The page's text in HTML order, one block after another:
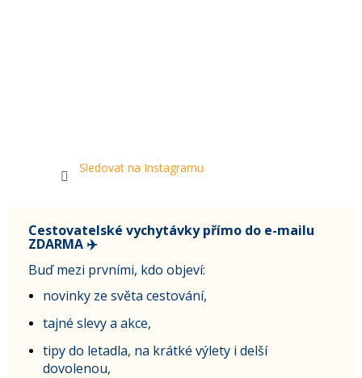
Sledovat na Instagramu
Cestovatelské vychytávky přímo do e-mailu
ZDARMA ✈️
Buď mezi prvními, kdo objeví:
novinky ze světa cestování,
tajné slevy a akce,
tipy do letadla, na krátké výlety i delší
dovolenou,